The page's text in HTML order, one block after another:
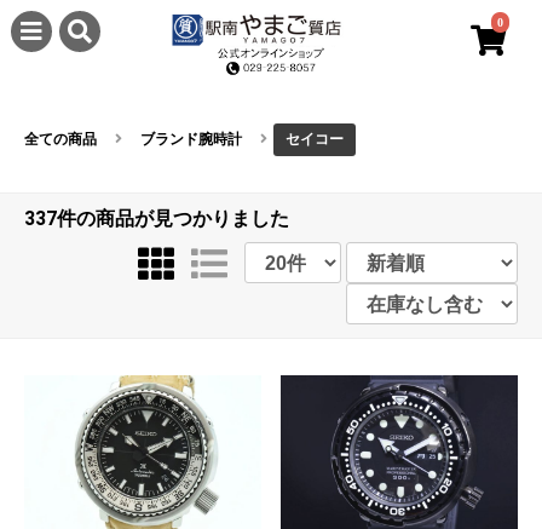
0
全ての商品 ブランド腕時計 セイコー
337件の商品が見つかりました